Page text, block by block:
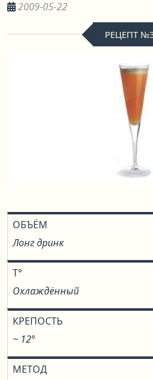
2009-05-22
РЕЦЕПТ
ОБЪЁМ
Лонг дринк
T°
Охлаждённый
КРЕПОСТЬ
~ 12°
МЕТОД